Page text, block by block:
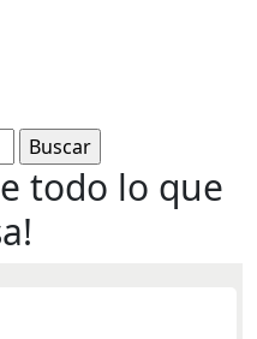
todo lo que